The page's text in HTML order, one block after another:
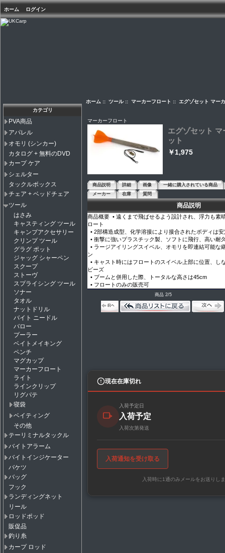
ホーム ログイン
カテゴリ
PVA商品
アパレル
オモリ (シンカー)
カタログ + 無料のDVD
カープ ケア
シェルター
タックルボックス
チェア + ベッドチェア
ツール
はさみ
キャスティング ツール
キャンプアクセサリー
クリンプ ツール
グラグ ポット
ジャッグ シャーペン
スクープ
ストーヴ
スプライシング ツール
ソナー
タオル
ナットドリル
バイト ニードル
バロー
プーラー
ベイトメイキング
ペンチ
マグカップ
マーカーフロート
ライト
ラインクリップ
リグパテ
寝袋
ベイティング
その他
テーリミナルタックル
バイトアラーム
バイトインジケーター
バケツ
バッグ
フック
ランディングネット
リール
ロッドポッド
販促品
釣り糸
カープ ロッド
ホーム :: ツール:: マーカーフロート :: エグゾセット マー
マーカーフロート
エグゾセット
ット
￥1,975
商品説明 詳細 画像
一緒に購入されている商品
メーカー
在庫 質問
商品説明
商品概要 • 遠くまで飛ばせるよう設計され、浮力も素
ロート
• 2部構造成型、化学溶接により接合されたボディは
• 衝撃に強いプラスチック製、ソフトに飛行、高い耐
• ラージアイリングスイベル、オモリを即連結可能な
ン
• キャスト時にはフロートのスイベル上部に位置、し
ビーズ
• ブームと併用した際、トータルな高さは45cm
• フロートのみの販売可
商品 2/5
現在在庫切れ
入荷予定日
入荷予定
入荷次第発送
入荷通知を受け取る
入荷時に1通のみメールをお送りし